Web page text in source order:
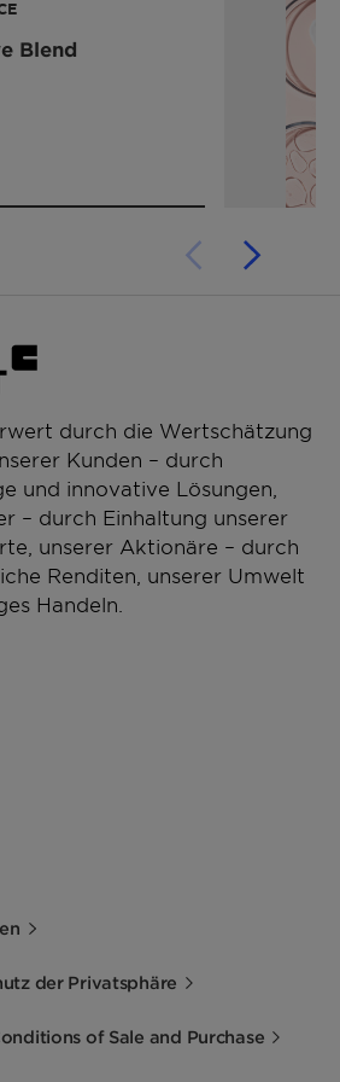
Sie uns bitte.
Blend
durch die Wertschätzung
Kunden – durch
und innovative Lösungen,
– durch Einhaltung unserer
unserer Aktionäre – durch
Renditen, unserer Umwelt
Handeln.
der Privatsphäre
of Sale and Purchase